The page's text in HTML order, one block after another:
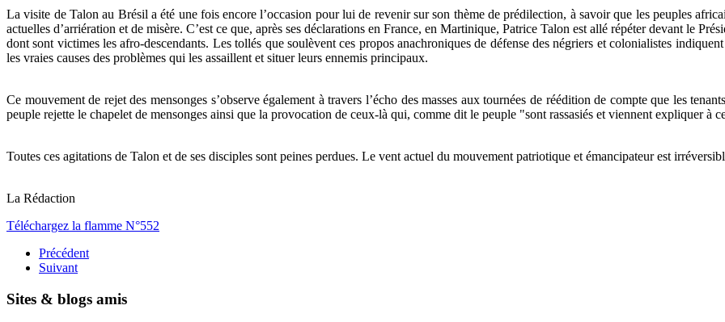
La visite de Talon au Brésil a été une fois encore l’occasion pour lui de revenir sur son thème de prédilection, à savoir que les peuples
actuelles d’arriération et de misère. C’est ce que, après ses déclarations en France, en Martinique, Patrice Talon est allé répéter devant le
dont sont victimes les afro-descendants. Les tollés que soulèvent ces propos anachroniques de défense des négriers et colonialistes
les vraies causes des problèmes qui les assaillent et situer leurs ennemis principaux.
Ce mouvement de rejet des mensonges s’observe également à travers l’écho des masses aux tournées de réédition de compte que les
peuple rejette le chapelet de mensonges ainsi que la provocation de ceux-là qui, comme dit le peuple "sont rassasiés et viennent expliquer
Toutes ces agitations de Talon et de ses disciples sont peines perdues. Le vent actuel du mouvement patriotique et émancipateur est
La Rédaction
Téléchargez la flamme N°552
Précédent
Suivant
Sites & blogs amis